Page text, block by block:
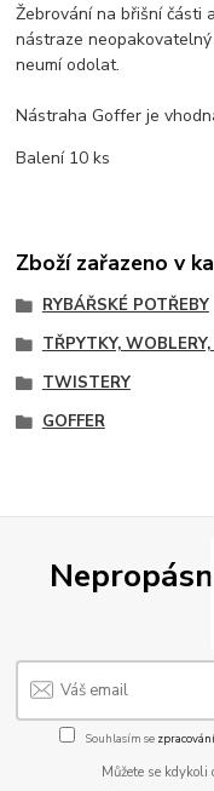
Žebrování na břišní části
nástraze
neumí odolat.
Nástraha Goffer je
Balení 10 ks
Zboží zařazeno v
RYBÁŘSKÉ POTŘEBY
TŘPYTKY,
TWISTERY
GOFFER
Souhlasím se
Můžete se